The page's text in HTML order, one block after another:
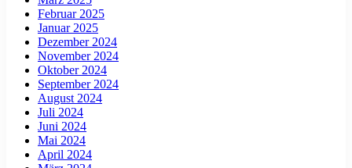
Februar 2025
Januar 2025
Dezember 2024
November 2024
Oktober 2024
September 2024
August 2024
Juli 2024
Juni 2024
Mai 2024
April 2024